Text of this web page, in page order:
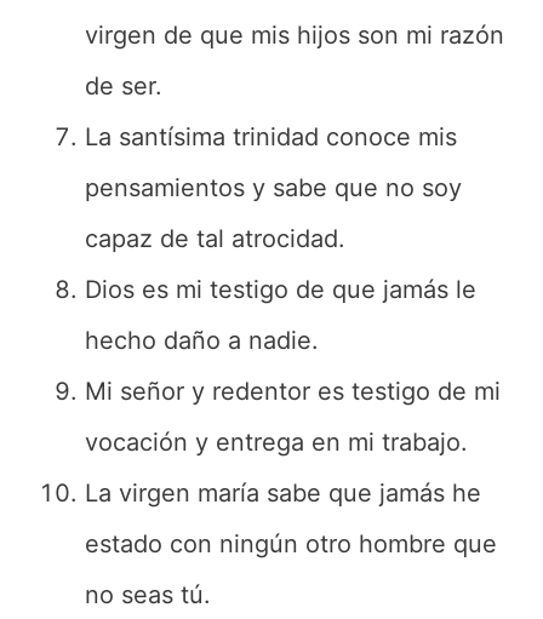
virgen de que mis hijos son mi razón
de ser.
La santísima trinidad conoce mis
pensamientos y sabe que no soy
capaz de tal atrocidad.
Dios es mi testigo de que jamás le
hecho daño a nadie.
Mi señor y redentor es testigo de mi
vocación y entrega en mi trabajo.
La virgen maría sabe que jamás he
estado con ningún otro hombre que
no seas tú.